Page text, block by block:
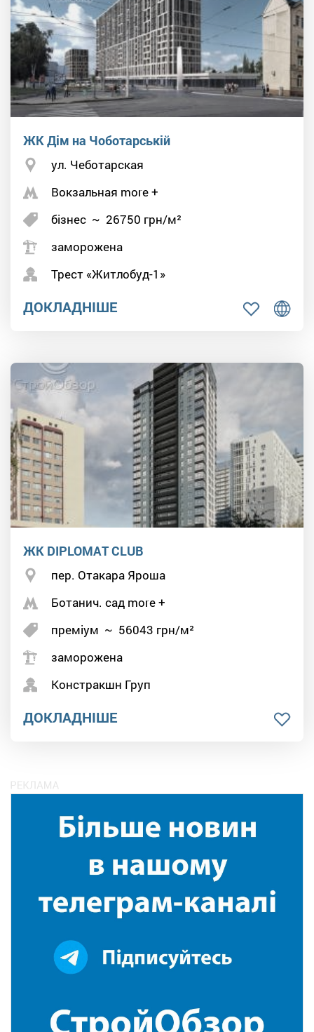
ЖК Дім на Чоботарській
ул. Чеботарская
Вокзальная more +
бізнес ~ 26750 грн/м²
заморожена
Трест «Житлобуд-1»
ДОКЛАДНІШЕ
ЖК DIPLOMAT CLUB
пер. Отакара Яроша
Ботанич. сад more +
преміум ~ 56043 грн/м²
заморожена
Констракшн Груп
ДОКЛАДНІШЕ